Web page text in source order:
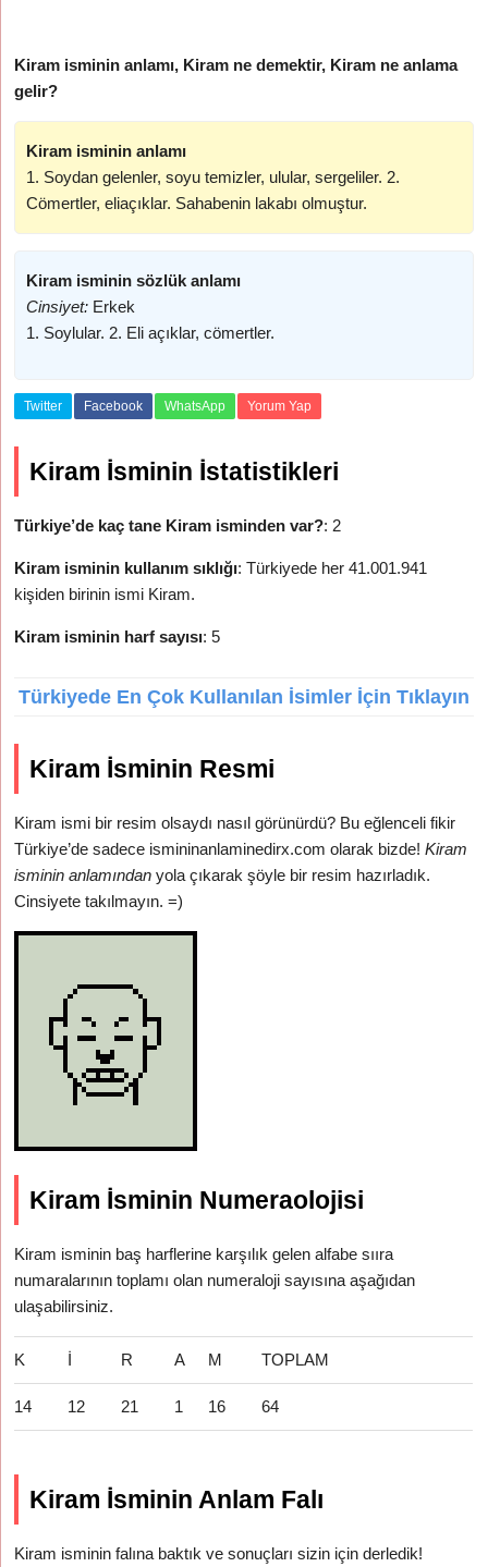
Kiram isminin anlamı, Kiram ne demektir, Kiram ne anlama
gelir?
Kiram isminin anlamı
1. Soydan gelenler, soyu temizler, ulular, sergeliler. 2.
Cömertler, eliaçıklar. Sahabenin lakabı olmuştur.
Kiram isminin sözlük anlamı
Cinsiyet: Erkek
1. Soylular. 2. Eli açıklar, cömertler.
Twitter Facebook WhatsApp Yorum Yap
Kiram İsminin İstatistikleri
Türkiye’de kaç tane Kiram isminden var?: 2
Kiram isminin kullanım sıklığı: Türkiyede her 41.001.941
kişiden birinin ismi Kiram.
Kiram isminin harf sayısı: 5
Türkiyede En Çok Kullanılan İsimler İçin Tıklayın
Kiram İsminin Resmi
Kiram ismi bir resim olsaydı nasıl görünürdü? Bu eğlenceli fikir
Türkiye’de sadece ismininanlaminedirx.com olarak bizde!Kiram
isminin anlamından yola çıkarak şöyle bir resim hazırladık.
Cinsiyete takılmayın. =)
Kiram İsminin Numeraolojisi
Kiram isminin baş harflerine karşılık gelen alfabe sııra
numaralarının toplamı olan numeraloji sayısına aşağıdan
ulaşabilirsiniz.
K İ R A M TOPLAM
14 12 21 1 16 64
Kiram İsminin Anlam Falı
Kiram isminin falına baktık ve sonuçları sizin için derledik!